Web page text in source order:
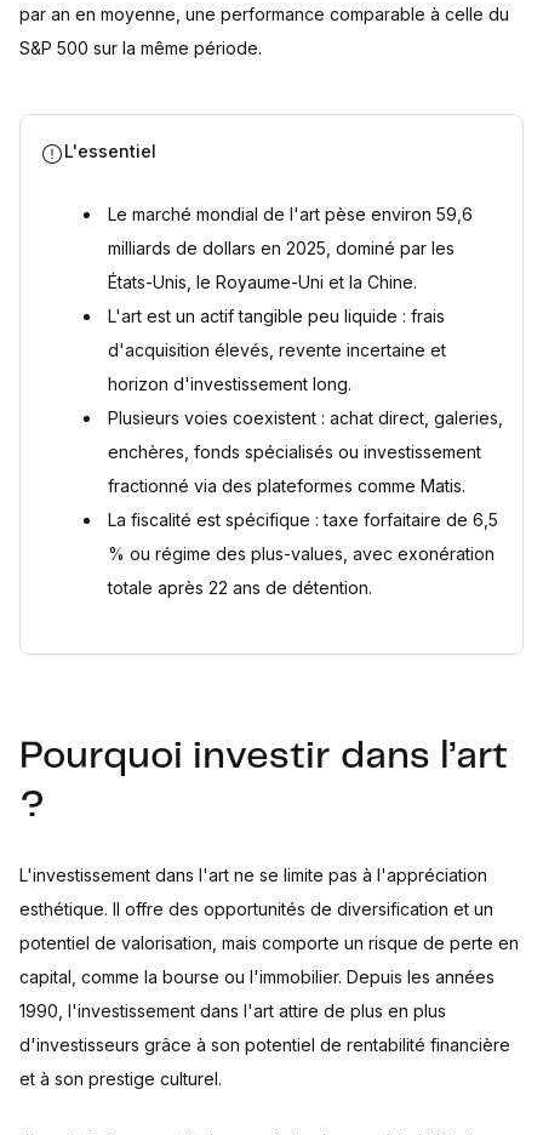
Fonds d'investissement
Investissement en art numérique et NFT
Quelle est la fiscalité des œuvres d'art ?
L'art est-il un placement liquide ?
Comment est taxée la revente d'une œuvre d'art ?
Faut-il payer de la TVA en achetant une œuvre d'art ?
L'art est-il vraiment décorrélé de la Bourse ?
Sources
par an en moyenne, une performance comparable à celle du
S&P 500 sur la même période.
L'essentiel
Le marché mondial de l'art pèse environ 59,6
milliards de dollars en 2025, dominé par les
États-Unis, le Royaume-Uni et la Chine.
L'art est un actif tangible peu liquide : frais
d'acquisition élevés, revente incertaine et
horizon d'investissement long.
Plusieurs voies coexistent : achat direct, galeries,
enchères, fonds spécialisés ou investissement
fractionné via des plateformes comme Matis.
La fiscalité est spécifique : taxe forfaitaire de 6,5
% ou régime des plus-values, avec exonération
totale après 22 ans de détention.
Pourquoi investir dans l’art
?
L'investissement dans l'art ne se limite pas à l'appréciation
esthétique. Il offre des opportunités de diversification et un
potentiel de valorisation, mais comporte un risque de perte en
capital, comme la bourse ou l'immobilier. Depuis les années
1990, l'investissement dans l'art attire de plus en plus
d'investisseurs grâce à son potentiel de rentabilité financière
et à son prestige culturel.